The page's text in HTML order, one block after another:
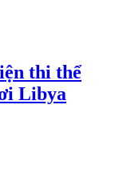
thi thể
Libya